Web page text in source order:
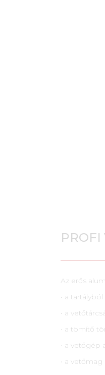
• a
• a tömítő
• a vetőgép
• a
•
• a